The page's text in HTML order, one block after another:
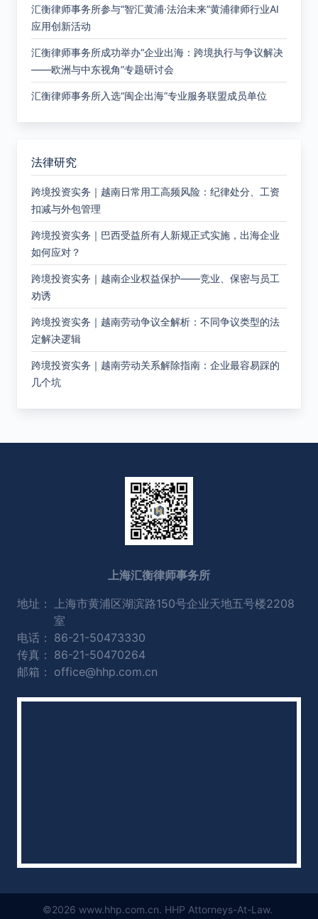
汇衡律师事务所参与“智汇黄浦·法治未来”黄浦律师行业AI
应用创新活动
汇衡律师事务所成功举办“企业出海：跨境执行与争议解决
——欧洲与中东视角”专题研讨会
汇衡律师事务所入选“闽企出海”专业服务联盟成员单位
法律研究
跨境投资实务｜越南日常用工高频风险：纪律处分、工资
扣减与外包管理
跨境投资实务｜巴西受益所有人新规正式实施，出海企业
如何应对？
跨境投资实务｜越南企业权益保护——竞业、保密与员工
劝诱
跨境投资实务｜越南劳动争议全解析：不同争议类型的法
定解决逻辑
跨境投资实务｜越南劳动关系解除指南：企业最容易踩的
几个坑
上海汇衡律师事务所
地址：
上海市黄浦区湖滨路150号企业天地五号楼2208
室
电话： 86-21-50473330
传真： 86-21-50470264
邮箱： office@hhp.com.cn
©2026 www.hhp.com.cn. HHP Attorneys-At-Law.